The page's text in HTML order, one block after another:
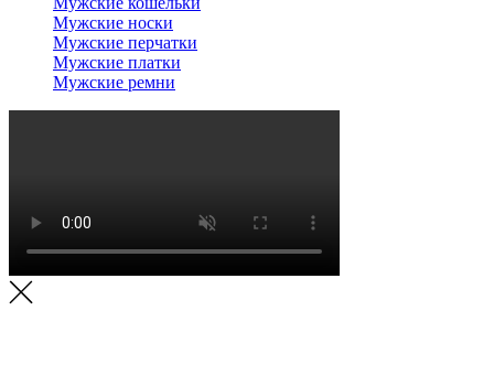
Мужские носки
Мужские перчатки
Мужские платки
Мужские ремни